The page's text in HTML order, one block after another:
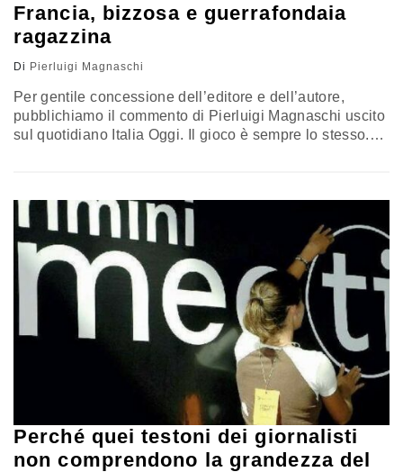
Francia, bizzosa e guerrafondaia
ragazzina
Di Pierluigi Magnaschi
Per gentile concessione dell’editore e dell’autore,
pubblichiamo il commento di Pierluigi Magnaschi uscito
sul quotidiano Italia Oggi. Il gioco è sempre lo stesso.
tedesche. In quel caso però, vinse ugualmente la guerra
(grazie agli alleati) combattendola però,…
Perché quei testoni dei giornalisti
non comprendono la grandezza del